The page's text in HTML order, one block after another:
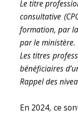
Le titre
consultative
formation, par la
par leministère.
Les titres
bénéficiaires
Rappel des
En 2024, ce